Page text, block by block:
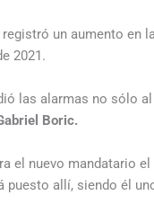
un aumento en
2021.
las alarmas no sólo
Boric.
el nuevo mandatario
puesto allí, siendo él